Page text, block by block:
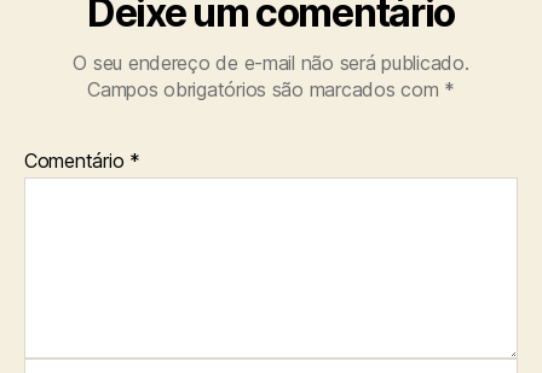
Deixe um comentário
O seu endereço de e-mail não será publicado.
Campos obrigatórios são marcados com *
Comentário *